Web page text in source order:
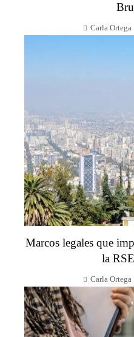
Carla Ortega
Marcos legales que
la
Carla Ortega